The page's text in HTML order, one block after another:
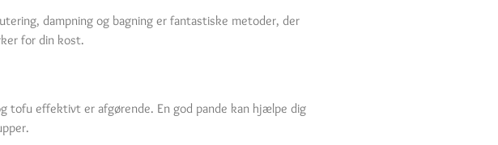
dampning og bagning er fantastiske metoder, der
for din kost.
tofu effektivt er afgørende. En god pande kan hjælpe dig